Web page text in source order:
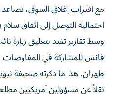
مع اقتراب إغلاق السوق،
احتمالية التوصل إلى اتفاق سلام
وسط تقارير تفيد بتعليق زيارة
فانس للمشاركة في المفاوضات
طهران. هذا ما ذكرته صحيفة
نقلاً عن مسؤولين أمريكيين